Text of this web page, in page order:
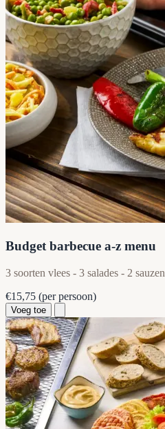
Budget barbecue a-z menu
3 soorten vlees - 3 salades - 2 sauzen
€15,75 (per persoon)
Voeg toe